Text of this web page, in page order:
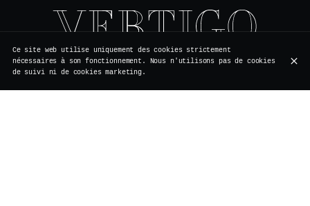
Rue de Rollebeek 7, 1000 Bruxelles
+32 2 511 95 17
Ce site web utilise uniquement des cookies strictement
nécessaires à son fonctionnement. Nous n'utilisons pas de cookies
de suivi ni de cookies marketing.